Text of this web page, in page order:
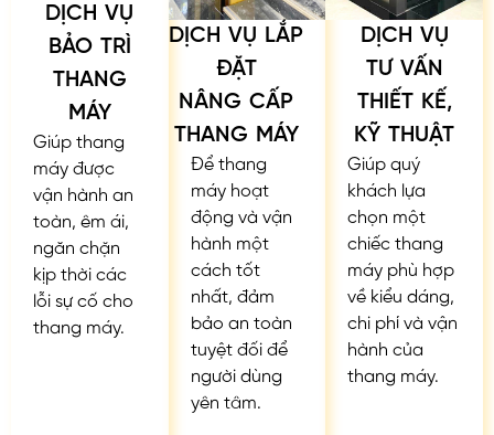
DỊCH VỤ
BẢO TRÌ
THANG
MÁY
Giúp thang
máy được
vận hành an
toàn, êm ái,
ngăn chặn
kịp thời các
lỗi sự cố cho
thang máy.
DỊCH VỤ LẮP
ĐẶT
NÂNG CẤP
THANG MÁY
Để thang
máy hoạt
động và vận
hành một
cách tốt
nhất, đảm
bảo an toàn
tuyệt đối để
người dùng
yên tâm.
DỊCH VỤ
TƯ VẤN
THIẾT KẾ,
KỸ THUẬT
Giúp quý
khách lựa
chọn một
chiếc thang
máy phù hợp
về kiểu dáng,
chi phí và vận
hành của
thang máy.